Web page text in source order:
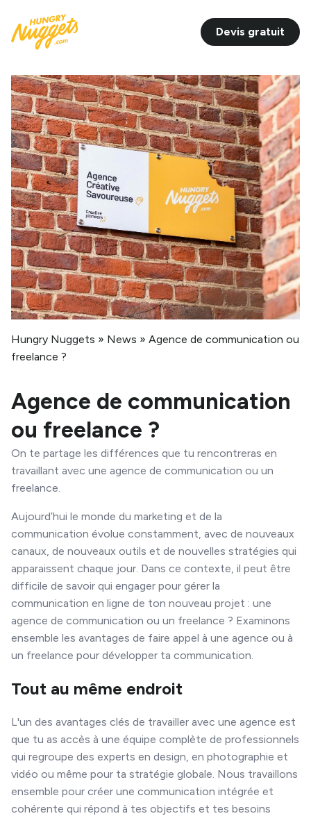
Devis gratuit
Hungry Nuggets » News » Agence de communication ou
freelance ?
Agence de communication
ou freelance ?
On te partage les différences que tu rencontreras en
travaillant avec une agence de communication ou un
freelance.
Aujourd’hui le monde du marketing et de la
communication évolue constamment, avec de nouveaux
canaux, de nouveaux outils et de nouvelles stratégies qui
apparaissent chaque jour. Dans ce contexte, il peut être
difficile de savoir qui engager pour gérer la
communication en ligne de ton nouveau projet : une
agence de communication ou un freelance ? Examinons
ensemble les avantages de faire appel à une agence ou à
un freelance pour développer ta communication.
Tout au même endroit
L'un des avantages clés de travailler avec une agence est
que tu as accès à une équipe complète de professionnels
qui regroupe des experts en design, en photographie et
vidéo ou même pour ta stratégie globale. Nous travaillons
ensemble pour créer une communication intégrée et
cohérente qui répond à tes objectifs et tes besoins